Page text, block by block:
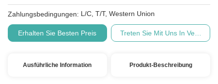
Zahlungsbedingungen: L/C, T/T, Western Union
Erhalten Sie Besten Preis Treten Sie Mit Uns In
Ausführliche Information Produkt-Beschreibung